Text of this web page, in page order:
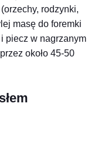
rodzynki,
masę do foremki
piecz w nagrzanym
około 45-50